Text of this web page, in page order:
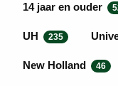
14 jaar en ouder
UH 235
New Holland 46